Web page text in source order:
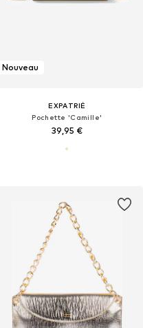
Nouveau
EXPATRIÉ
Pochette 'Camille'
39,95 €